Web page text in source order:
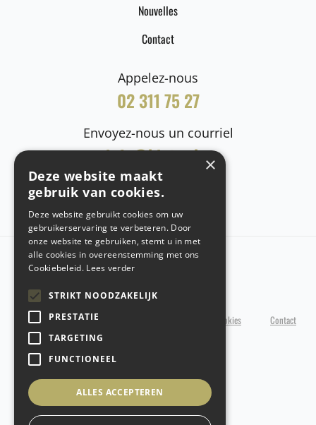
Nouvelles
Contact
Appelez-nous
02 311 75 27
Envoyez-nous un courriel
info@hintex.be
Copyright @ 2026 Hintex
Politique de confidentialité Politique en matière de cookies
Contact
Conception du site web
×
Deze website maakt
gebruik van cookies.
Deze website gebruikt cookies om uw
gebruikerservaring te verbeteren. Door
onze website te gebruiken, stemt u in met
alle cookies in overeenstemming met ons
Cookiebeleid. Lees verder
STRIKT NOODZAKELIJK
PRESTATIE
TARGETING
FUNCTIONEEL
ALLES ACCEPTEREN